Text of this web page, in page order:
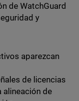
de WatchGuard
y
aparezcan
de licencias
alineación de